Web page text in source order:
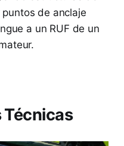
de anclaje
a un RUF de un